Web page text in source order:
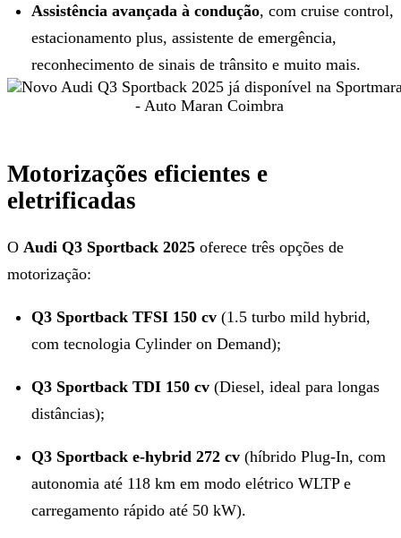
Assistência avançada à condução, com cruise control,
estacionamento plus, assistente de emergência,
reconhecimento de sinais de trânsito e muito mais.
Motorizações eficientes e
eletrificadas
O Audi Q3 Sportback 2025 oferece três opções de
motorização:
Q3 Sportback TFSI 150 cv (1.5 turbo mild hybrid,
com tecnologia Cylinder on Demand);
Q3 Sportback TDI 150 cv (Diesel, ideal para longas
distâncias);
Q3 Sportback e-hybrid 272 cv (híbrido Plug-In, com
autonomia até 118 km em modo elétrico WLTP e
carregamento rápido até 50 kW).